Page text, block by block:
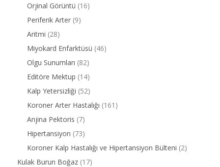
Orjinal Görüntü (16)
Periferik Arter (9)
Aritmi (28)
Miyokard Enfarktüsü (46)
Olgu Sunumları (82)
Editöre Mektup (14)
Kalp Yetersizliği (52)
Koroner Arter Hastalığı (161)
Anjina Pektoris (7)
Hipertansiyon (73)
Koroner Kalp Hastalığı ve Hipertansiyon Bülteni (2)
Kulak Burun Boğaz (17)